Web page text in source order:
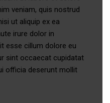
veniam, quis nostrud
ut aliquip ex ea
irure dolor in
esse cillum dolore eu
sint occaecat cupidatat
officia deserunt mollit